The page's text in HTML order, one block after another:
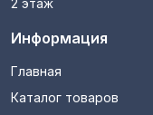
2 этаж
Информация
Главная
Каталог товаров